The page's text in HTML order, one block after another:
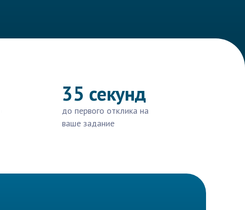
35 секунд
до первого отклика на
ваше задание